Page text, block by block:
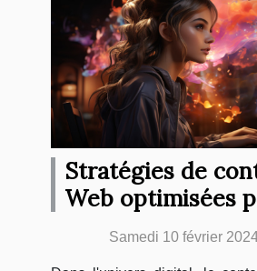
Stratégies de
Web optimisées
génération
Samedi 10 février